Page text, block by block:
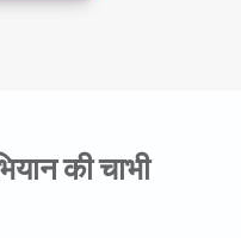
की चाभी